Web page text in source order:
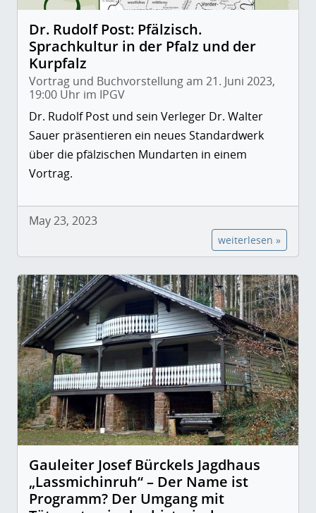
Dr. Rudolf Post: Pfälzisch.
Sprachkultur in der Pfalz und der
Kurpfalz
Vortrag und Buchvorstellung am 21. Juni 2023,
19:00 Uhr im IPGV
Dr. Rudolf Post und sein Verleger Dr. Walter
Sauer präsentieren ein neues Standardwerk
über die pfälzischen Mundarten in einem
Vortrag.
May 23, 2023
weiterlesen »
Gauleiter Josef Bürckels Jagdhaus
„Lassmichinruh“ – Der Name ist
Programm? Der Umgang mit